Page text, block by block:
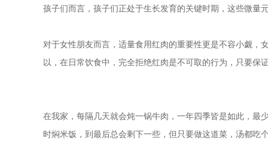
孩子们而言，孩子们正处于生长发育的关键时期，这些微量
对于女性朋友而言，适量食用红肉的重要性更是不容小觑
以，在日常饮食中，完全拒绝红肉是不可取的行为，只要保
在我家，每隔几天就会炖一锅牛肉，一年四季皆是如此，
时焖米饭，到最后总会剩下一些，但只要做这道菜，汤都